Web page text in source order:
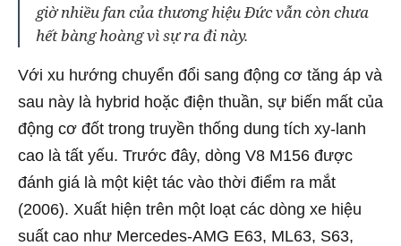
giờ nhiều fan của thương hiệu Đức vẫn còn chưa
hết bàng hoàng vì sự ra đi này.
Với xu hướng chuyển đổi sang động cơ tăng áp và
sau này là hybrid hoặc điện thuần, sự biến mất của
động cơ đốt trong truyền thống dung tích xy-lanh
cao là tất yếu. Trước đây, dòng V8 M156 được
đánh giá là một kiệt tác vào thời điểm ra mắt
(2006). Xuất hiện trên một loạt các dòng xe hiệu
suất cao như Mercedes-AMG E63, ML63, S63,